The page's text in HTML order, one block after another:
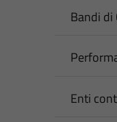
Bandi di
Enti